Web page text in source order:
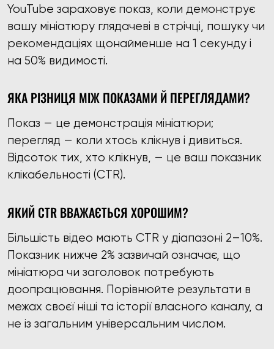
YouTube зараховує показ, коли демонструє
вашу мініатюру глядачеві в стрічці, пошуку чи
рекомендаціях щонайменше на 1 секунду і
на 50% видимості.
ЯКА РІЗНИЦЯ МІЖ ПОКАЗАМИ Й ПЕРЕГЛЯДАМИ?
Показ — це демонстрація мініатюри;
перегляд — коли хтось клікнув і дивиться.
Відсоток тих, хто клікнув, — це ваш показник
клікабельності (CTR).
ЯКИЙ CTR ВВАЖАЄТЬСЯ ХОРОШИМ?
Більшість відео мають CTR у діапазоні 2–10%.
Показник нижче 2% зазвичай означає, що
мініатюра чи заголовок потребують
доопрацювання. Порівнюйте результати в
межах своєї ніші та історії власного каналу, а
не із загальним універсальним числом.